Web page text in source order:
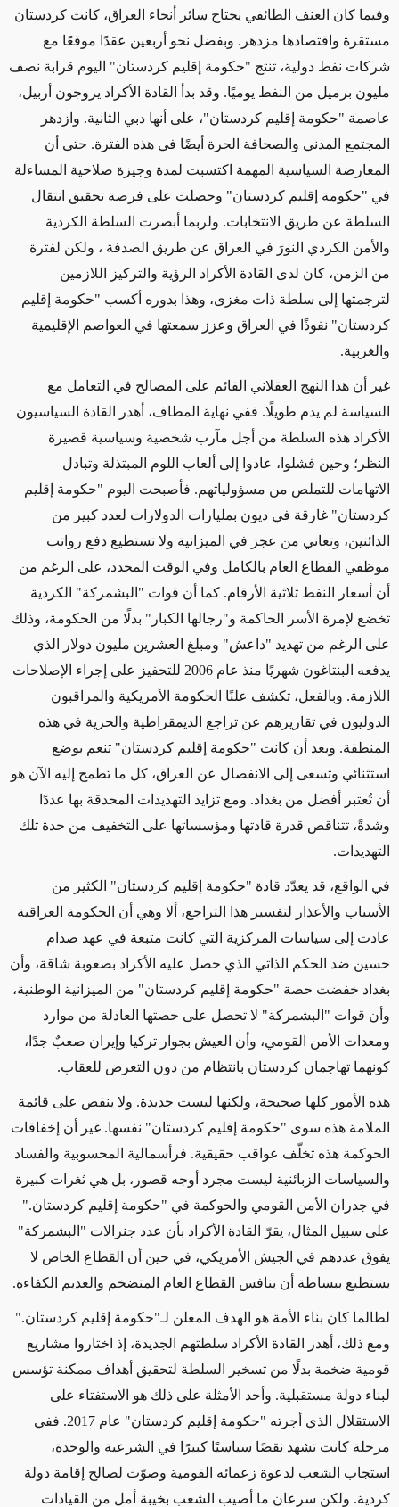
وفيما كان العنف الطائفي يجتاح سائر أنحاء العراق، كانت كردستان
مستقرة واقتصادها مزدهر. وبفضل نحو أربعين عقدًا موقعًا مع
شركات نفط دولية، تنتج "حكومة إقليم كردستان" اليوم قرابة نصف
مليون برميل من النفط يوميًا. وقد بدأ القادة الأكراد يروجون أربيل،
عاصمة "حكومة إقليم كردستان"، على أنها دبي الثانية. وازدهر
المجتمع المدني والصحافة الحرة أيضًا في هذه الفترة. حتى أن
المعارضة السياسية المهمة اكتسبت لمدة وجيزة صلاحية المساءلة
في "حكومة إقليم كردستان" وحصلت على فرصة تحقيق انتقال
السلطة عن طريق الانتخابات. ولربما أبصرت السلطة الكردية
والأمن الكردي النورَ في العراق عن طريق الصدفة ، ولكن لفترة
من الزمن، كان لدى القادة الأكراد الرؤية والتركيز اللازمين
لترجمتها إلى سلطة ذات مغزى، وهذا بدوره أكسب "حكومة إقليم
كردستان" نفوذًا في العراق وعزز سمعتها في العواصم الإقليمية
والغربية.
غير أن هذا النهج العقلاني القائم على المصالح في التعامل مع
السياسة لم يدم طويلًا. ففي نهاية المطاف، أهدر القادة السياسيون
الأكراد هذه السلطة من أجل مآرب شخصية وسياسية قصيرة
النظر؛ وحين فشلوا، عادوا إلى ألعاب اللوم المبتذلة وتبادل
الاتهامات للتملص من مسؤولياتهم. فأصبحت اليوم "حكومة إقليم
كردستان" غارقة في ديون بمليارات الدولارات لعدد كبير من
الدائنين، وتعاني من عجز في الميزانية ولا تستطيع دفع رواتب
موظفي القطاع العام بالكامل وفي الوقت المحدد، على الرغم من
أن أسعار النفط ثلاثية الأرقام. كما أن قوات "البشمركة" الكردية
تخضع لإمرة الأسر الحاكمة و"رجالها الكبار" بدلًا من الحكومة، وذلك
على الرغم من تهديد "داعش" ومبلغ العشرين مليون دولار الذي
يدفعه البنتاغون شهريًا منذ عام 2006 للتحفيز على إجراء الإصلاحات
اللازمة. وبالفعل، تكشف علنًا الحكومة الأمريكية والمراقبون
الدوليون في تقاريرهم عن تراجع الديمقراطية والحرية في هذه
المنطقة. وبعد أن كانت "حكومة إقليم كردستان" تنعم بوضع
استثنائي وتسعى إلى الانفصال عن العراق، كل ما تطمح إليه الآن هو
أن تُعتبر أفضل من بغداد. ومع تزايد التهديدات المحدقة بها عددًا
وشدةً، تتناقص قدرة قادتها ومؤسساتها على التخفيف من حدة تلك
التهديدات.
في الواقع، قد يعدّد قادة "حكومة إقليم كردستان" الكثير من
الأسباب والأعذار لتفسير هذا التراجع، ألا وهي أن الحكومة العراقية
عادت إلى سياسات المركزية التي كانت متبعة في عهد صدام
حسين ضد الحكم الذاتي الذي حصل عليه الأكراد بصعوبة شاقة، وأن
بغداد خفضت حصة "حكومة إقليم كردستان" من الميزانية الوطنية،
وأن قوات "البشمركة" لا تحصل على حصتها العادلة من موارد
ومعدات الأمن القومي، وأن العيش بجوار تركيا وإيران صعبٌ جدًا،
كونهما تهاجمان كردستان بانتظام من دون التعرض للعقاب.
هذه الأمور كلها صحيحة، ولكنها ليست جديدة. ولا ينقص على قائمة
الملامة هذه سوى "حكومة إقليم كردستان" نفسها. غير أن إخفاقات
الحوكمة هذه تخلّف عواقب حقيقية. فرأسمالية المحسوبية والفساد
والسياسات الزبائنية ليست مجرد أوجه قصور، بل هي ثغرات كبيرة
في جدران الأمن القومي والحوكمة في "حكومة إقليم كردستان."
على سبيل المثال، يقرّ القادة الأكراد بأن عدد جنرالات "البشمركة"
يفوق عددهم في الجيش الأمريكي، في حين أن القطاع الخاص لا
يستطيع ببساطة أن ينافس القطاع العام المتضخم والعديم الكفاءة.
لطالما كان بناء الأمة هو الهدف المعلن لـ"حكومة إقليم كردستان."
ومع ذلك، أهدر القادة الأكراد سلطتهم الجديدة، إذ اختاروا مشاريع
قومية ضخمة بدلًا من تسخير السلطة لتحقيق أهداف ممكنة تؤسس
لبناء دولة مستقبلية. وأحد الأمثلة على ذلك هو الاستفتاء على
الاستقلال الذي أجرته "حكومة إقليم كردستان" عام 2017. ففي
مرحلة كانت تشهد نقصًا سياسيًا كبيرًا في الشرعية والوحدة،
استجاب الشعب لدعوة زعمائه القومية وصوّت لصالح إقامة دولة
كردية. ولكن سرعان ما أصيب الشعب بخيبة أمل من القيادات